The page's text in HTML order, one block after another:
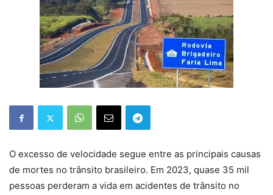
O excesso de velocidade segue entre as principais causas
de mortes no trânsito brasileiro. Em 2023, quase 35 mil
pessoas perderam a vida em acidentes de trânsito no